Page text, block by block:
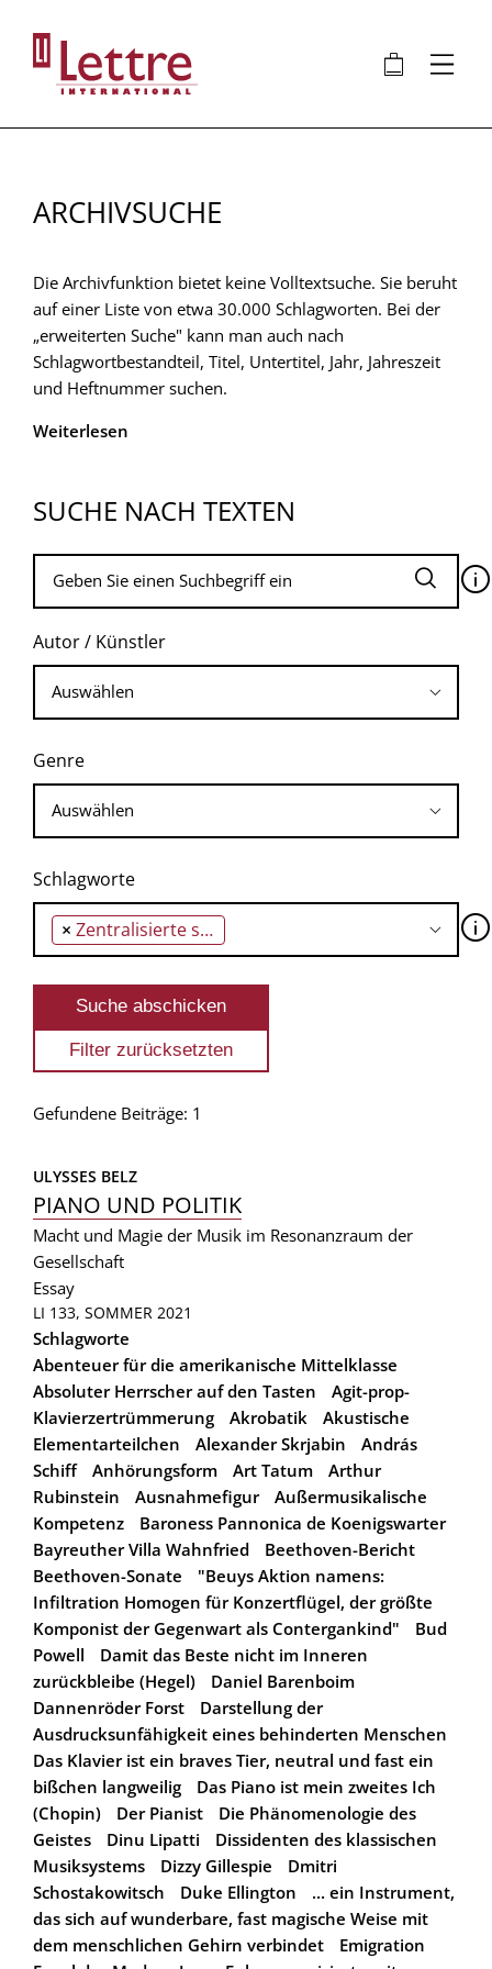
Inhalt
🛍 ⋮
ARCHIVSUCHE
Die Archivfunktion bietet keine Volltextsuche. Sie beruht
auf einer Liste von etwa 30.000 Schlagworten. Bei der
„erweiterten Suche" kann man auch nach
Schlagwortbestandteil, Titel, Untertitel, Jahr, Jahreszeit
und Heftnummer suchen.
Weiterlesen
SUCHE NACH TEXTEN
🛈
Autor / Künstler
Genre
Schlagworte
× Zentralisierte staatliche Planung 🛈
Gefundene Beiträge: 1
ULYSSES BELZ
PIANO UND POLITIK
Macht und Magie der Musik im Resonanzraum der
Gesellschaft
Essay
LI 133, SOMMER 2021
Schlagworte
Abenteuer für die amerikanische Mittelklasse
Absoluter Herrscher auf den Tasten
Agit-prop-
Klavierzertrümmerung
Akrobatik
Akustische
Elementarteilchen
Alexander Skrjabin
András
Schiff
Anhörungsform Art Tatum
Arthur
Rubinstein
Ausnahmefigur
Außermusikalische
Kompetenz
Baroness Pannonica de Koenigswarter
Bayreuther Villa Wahnfried
Beethoven-Bericht
Beethoven-Sonate
"Beuys Aktion namens:
Infiltration Homogen für Konzertflügel, der größte
Komponist der Gegenwart als Contergankind"
Bud
Powell
Damit das Beste nicht im Inneren
zurückbleibe (Hegel)
Daniel Barenboim
Dannenröder Forst
Darstellung der
Ausdrucksunfähigkeit eines behinderten Menschen
Das Klavier ist ein braves Tier, neutral und fast ein
bißchen langweilig
Das Piano ist mein zweites Ich
(Chopin)
Der Pianist
Die Phänomenologie des
Geistes
Dinu Lipatti
Dissidenten des klassischen
Musiksystems
Dizzy Gillespie
Dmitri
Schostakowitsch
Duke Ellington
... ein Instrument,
das sich auf wunderbare, fast magische Weise mit
dem menschlichen Gehirn verbindet
Emigration